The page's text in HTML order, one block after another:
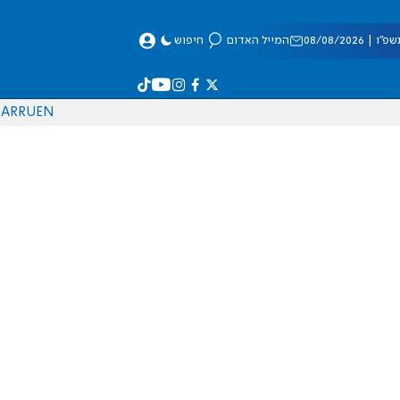
08/2026 המייל האדום חיפוש
EN
RU
AR